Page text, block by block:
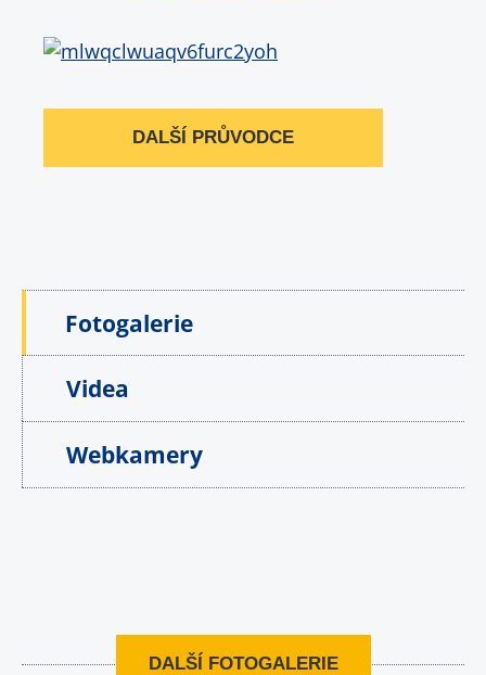
DALŠÍ PRŮVODCE
Fotogalerie
Videa
Webkamery
DALŠÍ FOTOGALERIE